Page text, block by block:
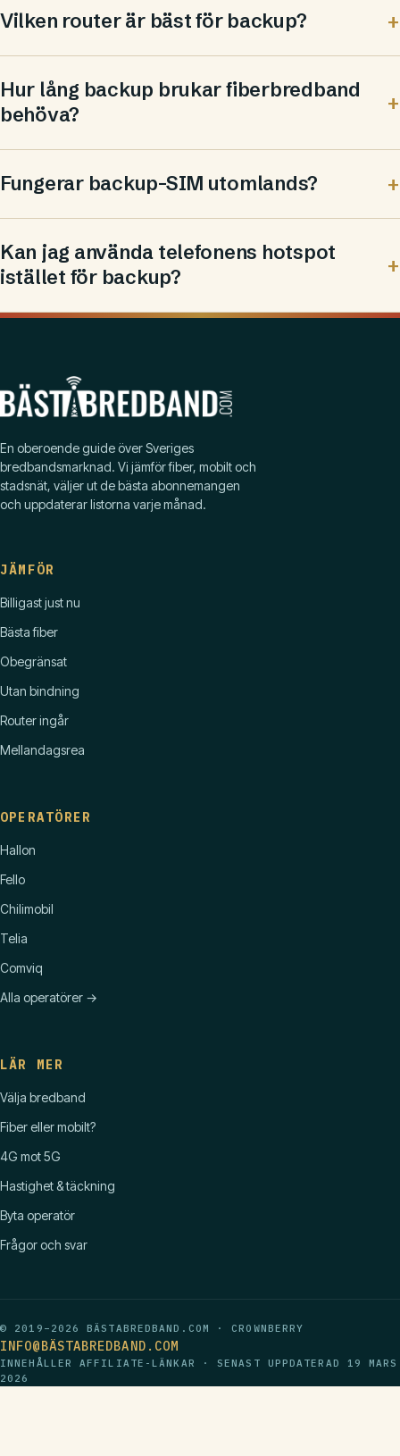
Vilken router är bäst för backup?
Hur lång backup brukar fiberbredband
behöva?
Fungerar backup-SIM utomlands?
Kan jag använda telefonens hotspot
istället för backup?
En oberoende guide över Sveriges
bredbandsmarknad. Vi jämför fiber, mobilt och
stadsnät, väljer ut de bästa abonnemangen
och uppdaterar listorna varje månad.
JÄMFÖR
Billigast just nu
Bästa fiber
Obegränsat
Utan bindning
Router ingår
Mellandagsrea
OPERATÖRER
Hallon
Fello
Chilimobil
Telia
Comviq
Alla operatörer →
LÄR MER
Välja bredband
Fiber eller mobilt?
4G mot 5G
Hastighet & täckning
Byta operatör
Frågor och svar
© 2019–2026 BÄSTABREDBAND.COM · CROWNBERRY
INFO@BÄSTABREDBAND.COM
INNEHÅLLER AFFILIATE-LÄNKAR · SENAST UPPDATERAD 19 MARS
2026